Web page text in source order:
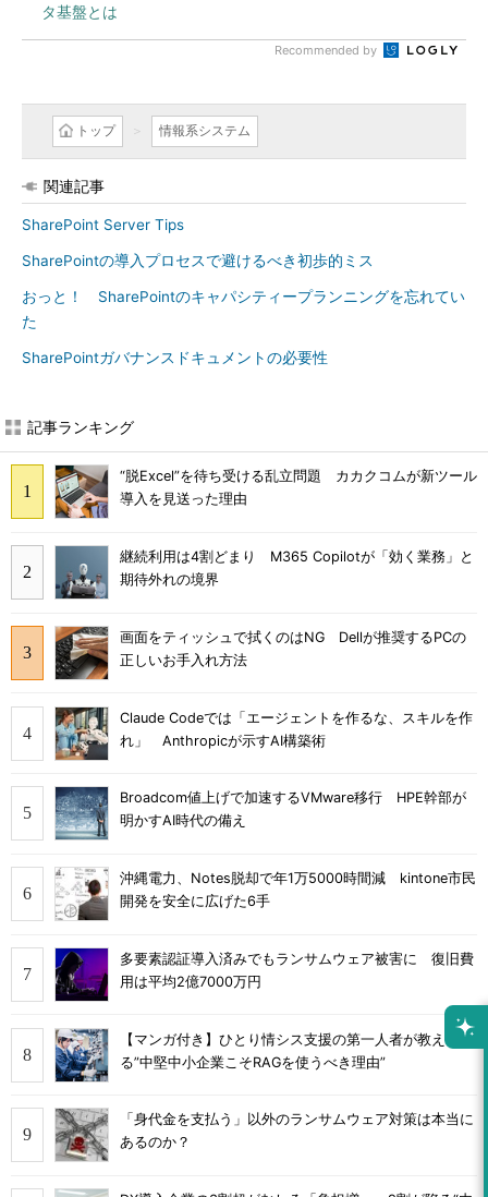
タ基盤とは
Recommended by
トップ 情報系システム
関連記事
SharePoint Server Tips
SharePointの導入プロセスで避けるべき初歩的ミス
おっと！ SharePointのキャパシティープランニングを忘れてい
た
SharePointガバナンスドキュメントの必要性
記事ランキング
“脱Excel”を待ち受ける乱立問題 カカクコムが新ツール
導入を見送った理由
継続利用は4割どまり M365 Copilotが「効く業務」と
期待外れの境界
画面をティッシュで拭くのはNG Dellが推奨するPCの
正しいお手入れ方法
Claude Codeでは「エージェントを作るな、スキルを作
れ」 Anthropicが示すAI構築術
Broadcom値上げで加速するVMware移行 HPE幹部が
明かすAI時代の備え
沖縄電力、Notes脱却で年1万5000時間減 kintone市民
開発を安全に広げた6手
多要素認証導入済みでもランサムウェア被害に 復旧費
用は平均2億7000万円
【マンガ付き】ひとり情シス支援の第一人者が教え
る”中堅中小企業こそRAGを使うべき理由”
「身代金を支払う」以外のランサムウェア対策は本当に
あるのか？